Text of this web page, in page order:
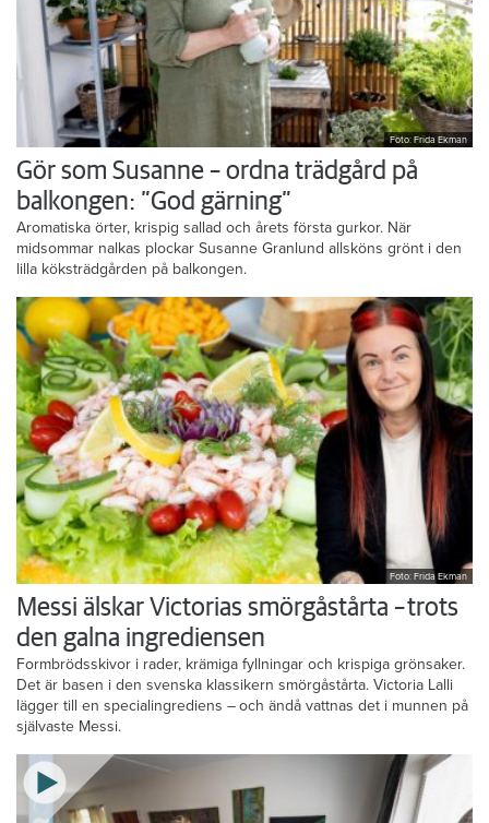
Foto: Frida Ekman
Gör som Susanne – ordna trädgård på
balkongen: ”God gärning”
Aromatiska örter, krispig sallad och årets första gurkor. När
midsommar nalkas plockar Susanne Granlund allsköns grönt i den
lilla köksträdgården på balkongen.
Foto: Frida Ekman
Messi älskar Victorias smörgåstårta – trots
den galna ingrediensen
Formbrödsskivor i rader, krämiga fyllningar och krispiga grönsaker.
Det är basen i den svenska klassikern smörgåstårta. Victoria Lalli
lägger till en specialingrediens – och ändå vattnas det i munnen på
självaste Messi.